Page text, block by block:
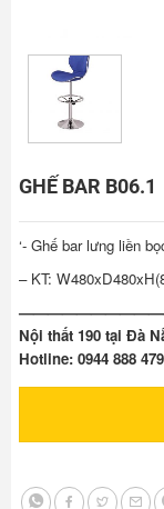
GHẾ BAR B06.1
‘- Ghế bar lưng liền
– KT:
Nội thất 190 tại Đà
Hotline: 0944 888